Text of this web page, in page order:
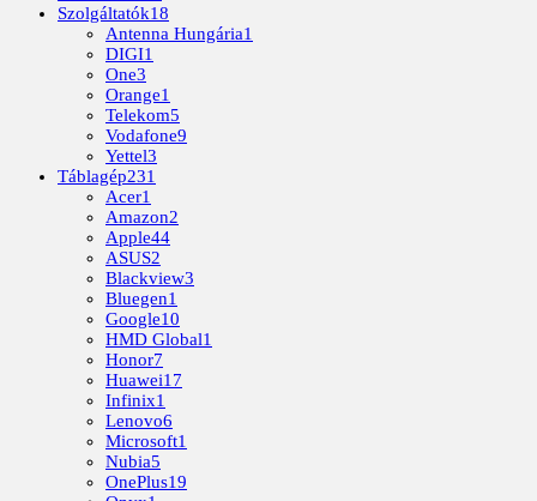
Szolgáltatók18
Antenna Hungária1
DIGI1
One3
Orange1
Telekom5
Vodafone9
Yettel3
Táblagép231
Acer1
Amazon2
Apple44
ASUS2
Blackview3
Bluegen1
Google10
HMD Global1
Honor7
Huawei17
Infinix1
Lenovo6
Microsoft1
Nubia5
OnePlus19